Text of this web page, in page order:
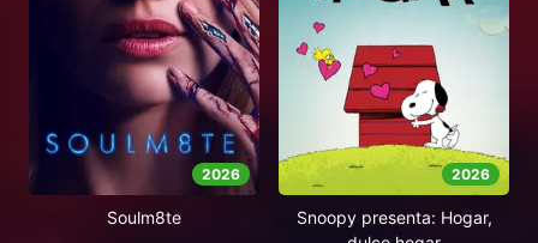
2026
Soulm8te
2026
Snoopy presenta: Hogar,